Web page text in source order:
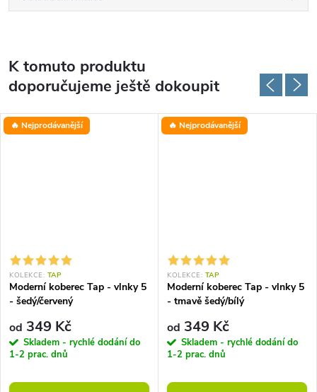
K tomuto produktu
doporučujeme ještě dokoupit
🔥 Nejprodávanější
KOLEKCE: TAP
Moderní koberec Tap - vlnky 5
- šedý/červený
od 349 Kč
Skladem - rychlé dodání do
1-2 prac. dnů
🔥 Nejprodávanější
KOLEKCE: TAP
Moderní koberec Tap - vlnky 5
- tmavě šedý/bílý
od 349 Kč
Skladem - rychlé dodání do
1-2 prac. dnů